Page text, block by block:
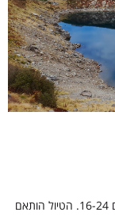
טיילנו טיול משפחתי ביפן, הורים ושלושה ילדים בגילאים 16-24. הטיול הותאם